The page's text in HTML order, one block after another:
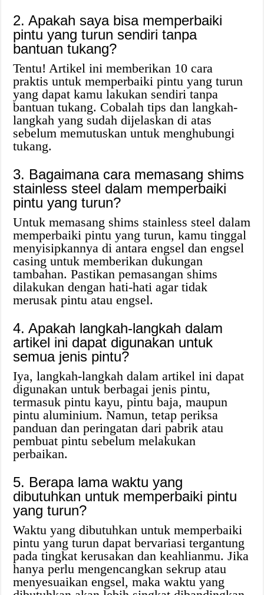
2. Apakah saya bisa memperbaiki
pintu yang turun sendiri tanpa
bantuan tukang?
Tentu! Artikel ini memberikan 10 cara
praktis untuk memperbaiki pintu yang turun
yang dapat kamu lakukan sendiri tanpa
bantuan tukang. Cobalah tips dan langkah-
langkah yang sudah dijelaskan di atas
sebelum memutuskan untuk menghubungi
tukang.
3. Bagaimana cara memasang shims
stainless steel dalam memperbaiki
pintu yang turun?
Untuk memasang shims stainless steel dalam
memperbaiki pintu yang turun, kamu tinggal
menyisipkannya di antara engsel dan engsel
casing untuk memberikan dukungan
tambahan. Pastikan pemasangan shims
dilakukan dengan hati-hati agar tidak
merusak pintu atau engsel.
4. Apakah langkah-langkah dalam
artikel ini dapat digunakan untuk
semua jenis pintu?
Iya, langkah-langkah dalam artikel ini dapat
digunakan untuk berbagai jenis pintu,
termasuk pintu kayu, pintu baja, maupun
pintu aluminium. Namun, tetap periksa
panduan dan peringatan dari pabrik atau
pembuat pintu sebelum melakukan
perbaikan.
5. Berapa lama waktu yang
dibutuhkan untuk memperbaiki pintu
yang turun?
Waktu yang dibutuhkan untuk memperbaiki
pintu yang turun dapat bervariasi tergantung
pada tingkat kerusakan dan keahlianmu. Jika
hanya perlu mengencangkan sekrup atau
menyesuaikan engsel, maka waktu yang